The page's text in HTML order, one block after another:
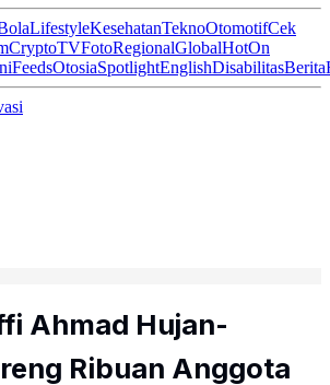
LifestyleKesehatanTeknoOtomotifCek
CryptoTVFotoRegionalGlobalHotOn
FeedsOtosiaSpotlightEnglishDisabilitasBerita
Ahmad Hujan-
Ribuan Anggota